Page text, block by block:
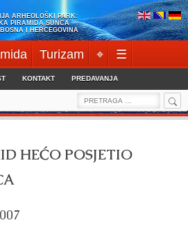
ARHEOLOŠKI PARK:
PIRAMIDA SUNCA
I HERCEGOVINA
Turizam ⌖ ☰
KONTAKT PREDAVANJA
Search
for:
HEĆO POSJETIO